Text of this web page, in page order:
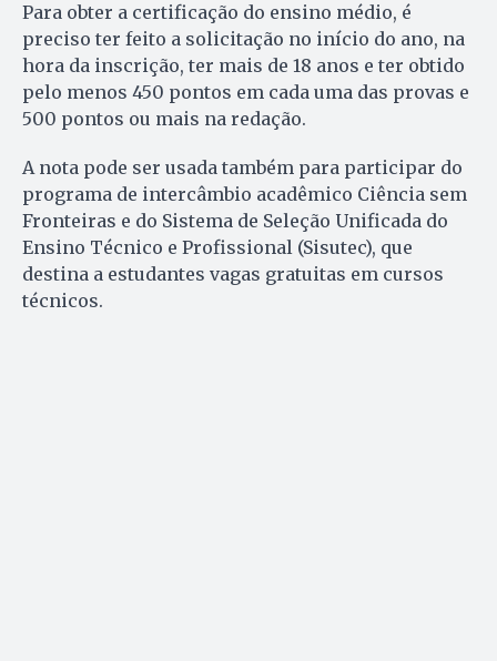
Para obter a certificação do ensino médio, é
preciso ter feito a solicitação no início do ano, na
hora da inscrição, ter mais de 18 anos e ter obtido
pelo menos 450 pontos em cada uma das provas e
500 pontos ou mais na redação.
A nota pode ser usada também para participar do
programa de intercâmbio acadêmico Ciência sem
Fronteiras e do Sistema de Seleção Unificada do
Ensino Técnico e Profissional (Sisutec), que
destina a estudantes vagas gratuitas em cursos
técnicos.